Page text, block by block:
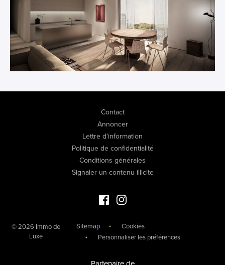
Contact
Annoncer
Lettre d'information
Politique de confidentialité
Conditions générales
Signaler un contenu illicite
Facebook Immo de Luxe
Instagram Immo de Luxe
© 2026 Immo de
Luxe
Sitemap
Cookies
Personnaliser les préférences